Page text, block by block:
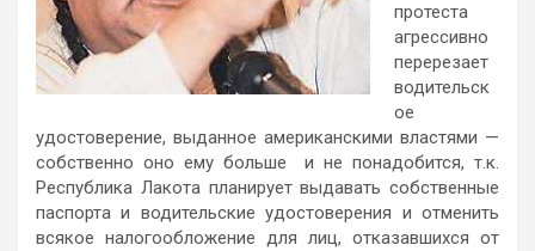
протеста
агрессивно
перерезает
водительск
ое
удостоверение, выданное американскими властями —
собственно оно ему больше и не понадобится, т.к.
Республика Лакота планирует выдавать собственные
паспорта и водительские удостоверения и отменить
всякое налогообложение для лиц, отказавшихся от